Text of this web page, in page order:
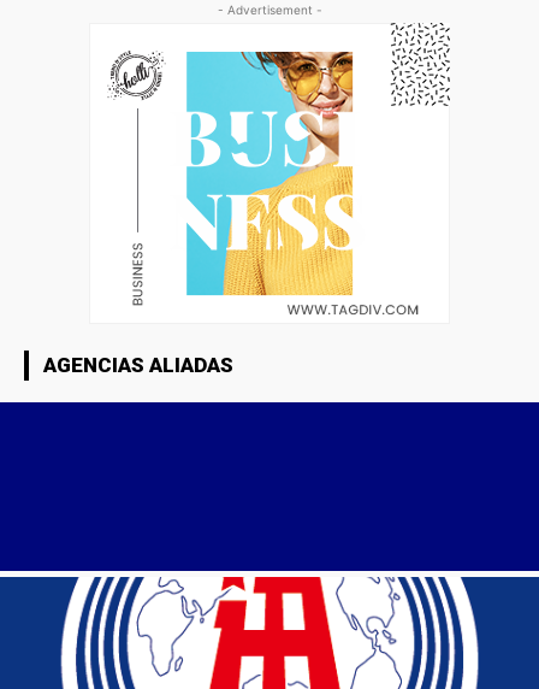
- Advertisement -
AGENCIAS ALIADAS